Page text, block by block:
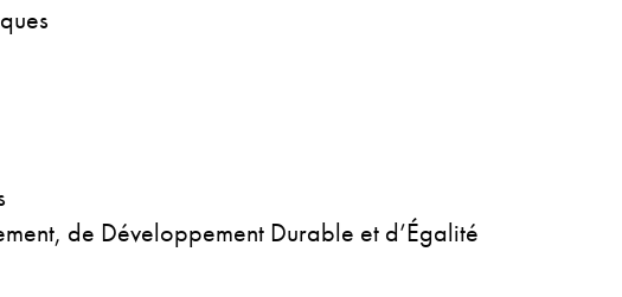
de Développement Durable et d’Égalité